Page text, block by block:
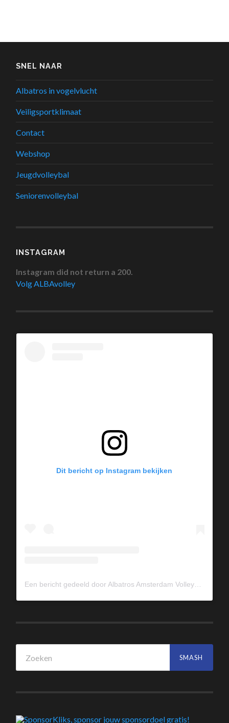
SNEL NAAR
Albatros in vogelvlucht
Veiligsportklimaat
Contact
Webshop
Jeugdvolleybal
Seniorenvolleybal
INSTAGRAM
Instagram did not return a 200.
Volg ALBAvolley
Dit bericht op Instagram bekijken
Een bericht gedeeld door Albatros Amsterdam Volleybal (@albavolley)